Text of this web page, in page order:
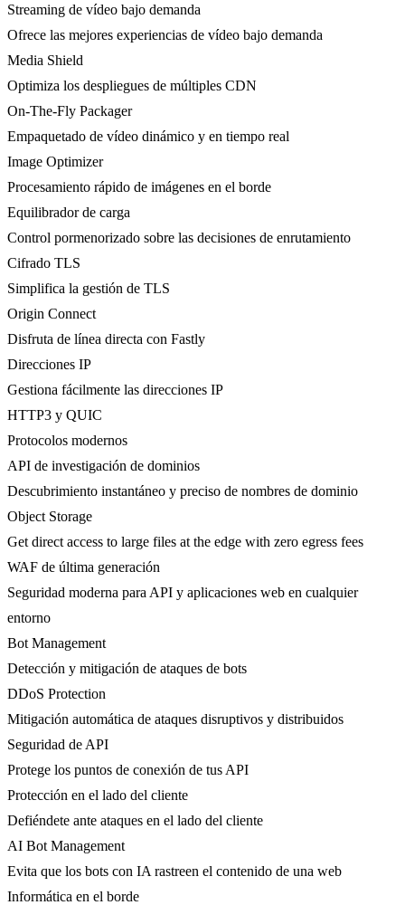
Streaming de vídeo bajo demanda
Ofrece las mejores experiencias de vídeo bajo demanda
Media Shield
Optimiza los despliegues de múltiples CDN
On-The-Fly Packager
Empaquetado de vídeo dinámico y en tiempo real
Image Optimizer
Procesamiento rápido de imágenes en el borde
Equilibrador de carga
Control pormenorizado sobre las decisiones de enrutamiento
Cifrado TLS
Simplifica la gestión de TLS
Origin Connect
Disfruta de línea directa con Fastly
Direcciones IP
Gestiona fácilmente las direcciones IP
HTTP3 y QUIC
Protocolos modernos
API de investigación de dominios
Descubrimiento instantáneo y preciso de nombres de dominio
Object Storage
Get direct access to large files at the edge with zero egress fees
WAF de última generación
Seguridad moderna para API y aplicaciones web en cualquier
entorno
Bot Management
Detección y mitigación de ataques de bots
DDoS Protection
Mitigación automática de ataques disruptivos y distribuidos
Seguridad de API
Protege los puntos de conexión de tus API
Protección en el lado del cliente
Defiéndete ante ataques en el lado del cliente
AI Bot Management
Evita que los bots con IA rastreen el contenido de una web
Informática en el borde